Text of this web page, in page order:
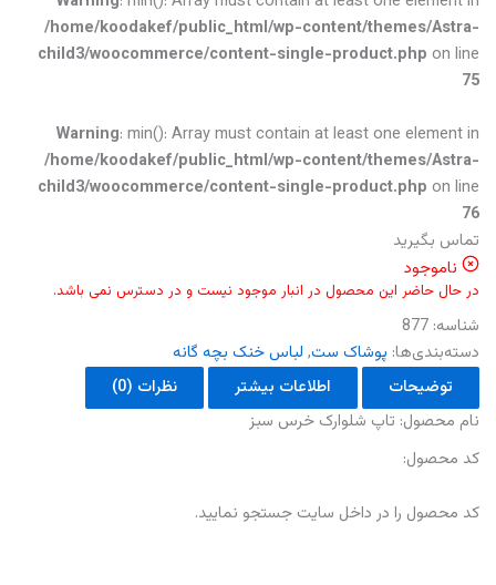
/home/koodakef/public_html/wp-content/themes/Astra-
child3/woocommerce/content-single-product.php on line
75
Warning: min(): Array must contain at least one element in
/home/koodakef/public_html/wp-content/themes/Astra-
child3/woocommerce/content-single-product.php on line
76
تماس بگیرید
ناموجود
در حال حاضر این محصول در انبار موجود نیست و در دسترس نمی باشد.
شناسه: 877
دسته‌بندی‌ها: پوشاک ست, لباس خنک بچه گانه
توضیحات
اطلاعات بیشتر
نظرات (0)
نام محصول: تاپ شلوارک خرس سبز
کد محصول:
کد محصول را در داخل سایت جستجو‌ نمایید.